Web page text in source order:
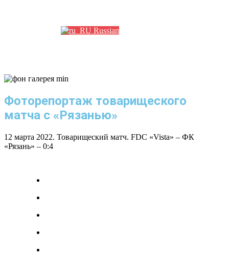
Russian
Фоторепортаж товарищеского
матча с «Рязанью»
12 марта 2022. Товарищеский матч. FDC «Vista» – ФК
«Рязань» – 0:4